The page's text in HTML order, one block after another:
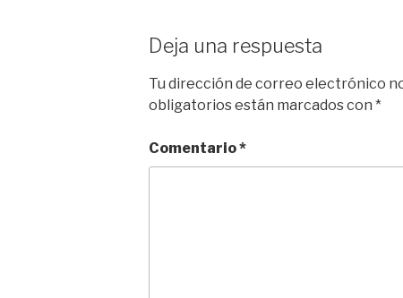
Deja una respuesta
Tu dirección de correo electrónico
obligatorios están marcados con*
Comentario*